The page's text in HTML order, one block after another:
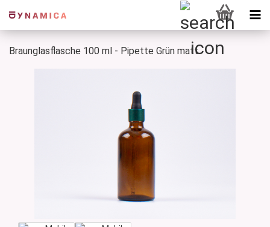
Braunglasflasche 100 ml - Pipette Grün matt